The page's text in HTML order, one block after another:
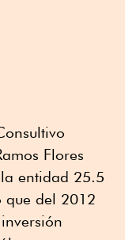
Flores
entidad 25.5
que del 2012